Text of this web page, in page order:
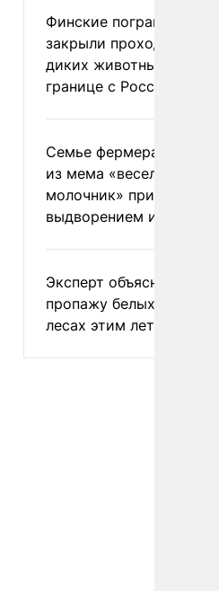
Финские пограничники
закрыли проходы для
диких животных на
границе с Россией
Семье фермера
из мема «веселый
молочник» пригрозили
выдворением из
Эксперт объяснил
пропажу белых грибов
лесах этим летом